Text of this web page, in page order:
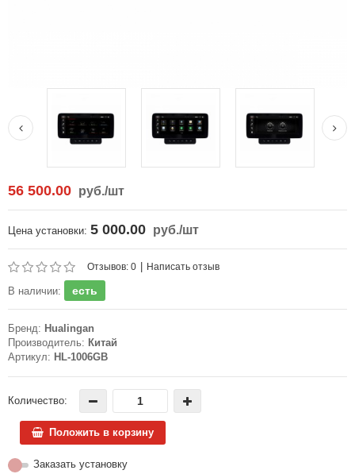
56 500.00 руб./шт
Цена установки: 5 000.00 руб./шт
Отзывов: 0 Написать отзыв
В наличии: есть
Бренд: Hualingan
Производитель: Китай
Артикул: HL-1006GB
Количество:
Положить в корзину
Заказать установку